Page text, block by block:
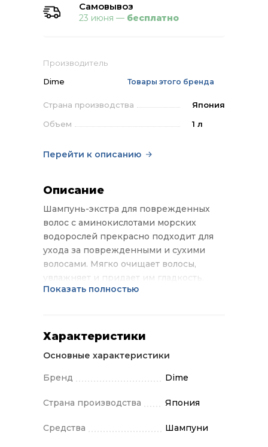
Производитель
Dime
Товары этого бренда
Страна производства
Япония
Объем
1 л
Перейти к описанию
Самовывоз
23 июня — бесплатно
Описание
Шампунь-экстра для поврежденных
волос с аминокислотами морских
водорослей прекрасно подходит для
ухода за поврежденными и сухими
волосами. Мягко очищает волосы,
увлажняет и придает им гладкость.
Входящие в состав шампуня
богатые вещества, оживляющие
Благодаря содержанию
аминокислотных масел шампунь
удерживать влагу. Амид пальмового
головы и волосы. Кроме того, шампунь
Показать полностью
Характеристики
Основные характеристики
Бренд Dime
Страна производства Япония
Средства Шампуни